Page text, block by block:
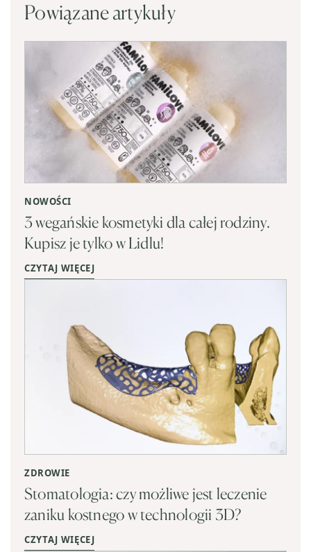
Powiązane artykuły
NOWOŚCI
3 wegańskie kosmetyki dla całej rodziny.
Kupisz je tylko w Lidlu!
CZYTAJ WIĘCEJ
ZDROWIE
Stomatologia: czy możliwe jest leczenie
zaniku kostnego w technologii 3D?
CZYTAJ WIĘCEJ